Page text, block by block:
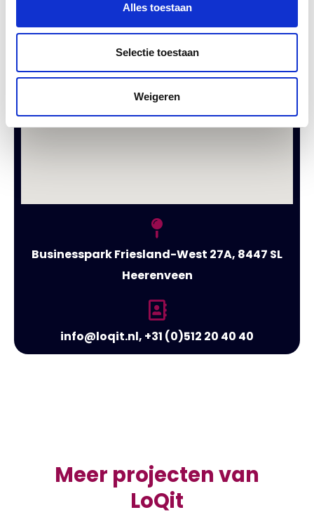
Alles toestaan
Selectie toestaan
Weigeren
Businesspark Friesland-West 27A, 8447 SL
Heerenveen
info@loqit.nl, +31 (0)512 20 40 40
Meer projecten van
LoQit